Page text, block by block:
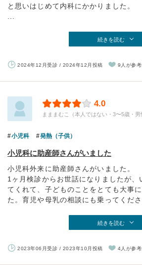
と思いはじめて内科にかかりました。
続きを読む
2024年12月受診 / 2024年12月投稿 9人が参
4.0
まままむこ（本人ではない・3〜5歳・男
小児科 発熱（子供）
小児科に助産師さんがいました
小児科外来に助産師さんがいました。
1ヶ月検診からお世話になりましたが、
てくれて、子どものことをとても大事
た。育児や母乳の相談にも乗ってくだ
続きを読む
2023年06月受診 / 2023年10月投稿 4人が参